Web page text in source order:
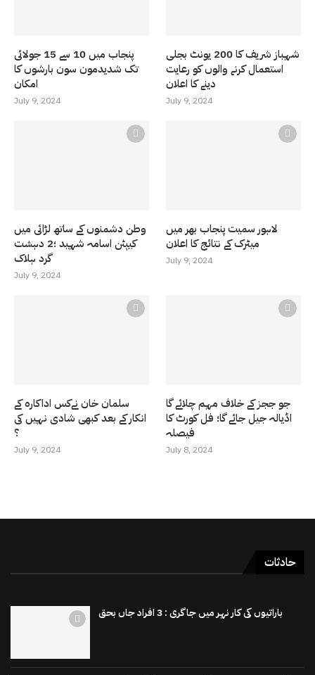
پنجاب میں 10 سے 15 جولائی
تک شدیدمون سون بارشوں کا
امکان
July 9, 2024
شہباز شریف کا 200 یونٹ بجلی
استعمال کرنے والوں کو رعایت
دینے کا اعلان
July 9, 2024
وطن دشمنوں کے ساتھ لڑائی میں
کیپٹن اسامہ شہید ؛2 دہشت
گرد ہلاک
July 9, 2024
لاہور سمیت پنجاب بھر میں
میٹرک کے نتائج کا اعلان
July 9, 2024
سلمان خان نےکس اداکارہ کے
انکار کے بعد کبھی شادی نہیں کی
؟
July 9, 2024
جو ججز کے خلاف مہم چلائے گا
اڈیالہ جیل جائے گا؛ فل کورٹ کا
فیصلہ
July 8, 2024
حادثات
باراتیوں کی کار نہر میں جاگری : 3 افراد جاں بحق